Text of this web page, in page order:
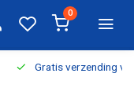
0
Gratis verzending